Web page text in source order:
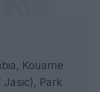
Kouame
Jasic), Park